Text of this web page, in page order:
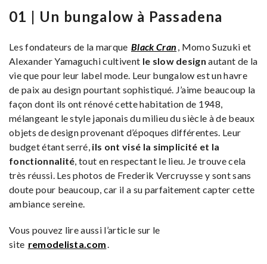
01 | Un bungalow à Passadena
Les fondateurs de la marque Black Cran , Momo Suzuki et
Alexander Yamaguchi cultivent le slow design autant de la
vie que pour leur label mode. Leur bungalow est un havre
de paix au design pourtant sophistiqué. J’aime beaucoup la
façon dont ils ont rénové cette habitation de 1948,
mélangeant le style japonais du milieu du siècle à de beaux
objets de design provenant d’époques différentes. Leur
budget étant serré, ils ont visé la simplicité et la
fonctionnalité, tout en respectant le lieu. Je trouve cela
très réussi. Les photos de Frederik Vercruysse y sont sans
doute pour beaucoup, car il a su parfaitement capter cette
ambiance sereine.
Vous pouvez lire aussi l’article sur le
site remodelista.com.